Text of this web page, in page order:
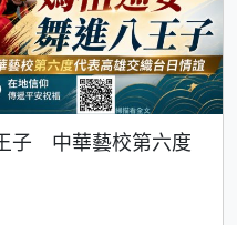
子 中華藝校第六度